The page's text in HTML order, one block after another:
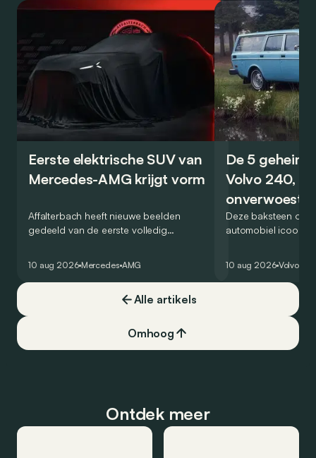
Eerste elektrische SUV van
Mercedes-AMG krijgt vorm
Affalterbach heeft nieuwe beelden
gedeeld van de eerste volledig
wordt echter nog niet prijsgegeven.
10 aug 2026 Mercedes AMG
De 5
Volvo 240, de
kubus
Deze baksteen op
automobiel icoon?
onverwoestbare
zeker snuifje
zegt alles: hij was
markt in 4 reeksen.
10 aug 2026 Volvo
Alle artikels
Omhoog
Ontdek meer